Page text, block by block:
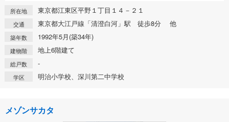
所在地 東京都江東区平野１丁目１４－２１
交通 東京都大江戸線「清澄白河」駅 徒歩8分 他
築年数 1992年5月(築34年)
建物階 地上6階建て
総戸数 -
学区 明治小学校、深川第二中学校
メゾンサカタ